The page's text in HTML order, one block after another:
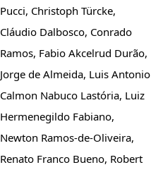
Pucci, Christoph Türcke,
Cláudio Dalbosco, Conrado
Ramos, Fabio Akcelrud Durão,
Jorge de Almeida, Luis Antonio
Calmon Nabuco Lastória, Luiz
Hermenegildo Fabiano,
Newton Ramos-de-Oliveira,
Renato Franco Bueno, Robert